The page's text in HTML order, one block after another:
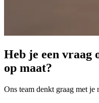
Heb je een vraag
op maat?
Ons team denkt graag met je